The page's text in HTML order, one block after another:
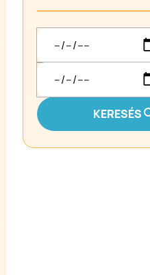
KERESÉS